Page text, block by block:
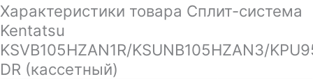
Характеристики товара Сплит-система
Kentatsu
KSVB105HZAN1R/KSUNB105HZAN3/
DR (кассетный)